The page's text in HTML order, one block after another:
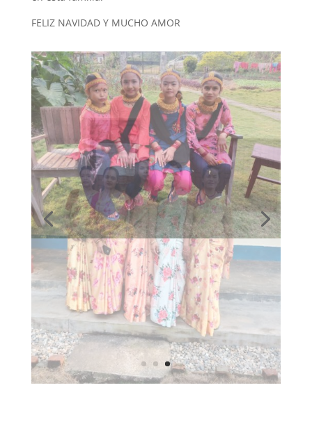
FELIZ NAVIDAD Y MUCHO AMOR